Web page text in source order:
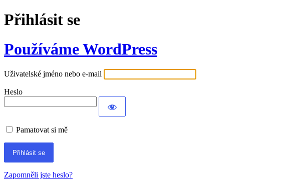
Přihlásit se
Používáme WordPress
Uživatelské jméno nebo e-mail
Heslo
Pamatovat si mě
Alternative:
Zapomněli jste heslo?